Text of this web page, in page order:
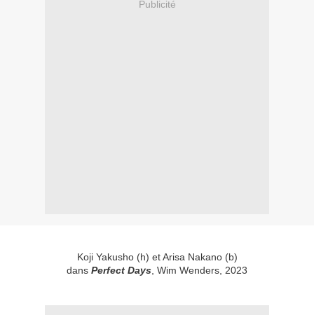
Publicité
Koji Yakusho (h) et Arisa Nakano (b)
dans Perfect Days , Wim Wenders, 2023